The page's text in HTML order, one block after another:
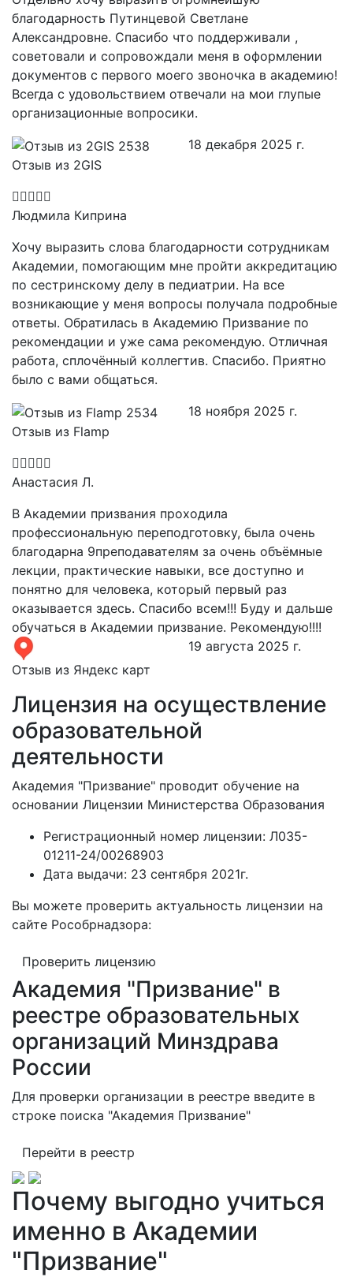
благодарность Путинцевой Светлане
Александровне. Спасибо что поддерживали ,
советовали и сопровождали меня в оформлении
документов с первого моего звоночка в академию!
Всегда с удовольствием отвечали на мои глупые
организационные вопросики.
Отзыв из 2GIS
18 декабря 2025 г.
Людмила Киприна
Хочу выразить слова благодарности сотрудникам
Академии, помогающим мне пройти аккредитацию
по сестринскому делу в педиатрии. На все
возникающие у меня вопросы получала подробные
ответы. Обратилась в Академию Призвание по
рекомендации и уже сама рекомендую. Отличная
работа, сплочённый коллегтив. Спасибо. Приятно
было с вами общаться.
Отзыв из Flamp
18 ноября 2025 г.
Анастасия Л.
В Академии призвания проходила
профессиональную переподготовку, была очень
благодарна 9преподавателям за очень объёмные
лекции, практические навыки, все доступно и
понятно для человека, который первый раз
оказывается здесь. Спасибо всем!!! Буду и дальше
обучаться в Академии призвание. Рекомендую!!!!
Отзыв из Яндекс карт
19 августа 2025 г.
Лицензия на осуществление
образовательной
деятельности
Академия "Призвание" проводит обучение на
основании Лицензии Министерства Образования
Регистрационный номер лицензии: Л035-
01211-24/00268903
Дата выдачи: 23 сентября 2021г.
Вы можете проверить актуальность лицензии на
сайте Рособрнадзора:
Проверить лицензию
Академия "Призвание" в
реестре образовательных
организаций Минздрава
России
Для проверки организации в реестре введите в
строке поиска "Академия Призвание"
Перейти в реестр
Почему выгодно учиться
именно в Академии
"Призвание"